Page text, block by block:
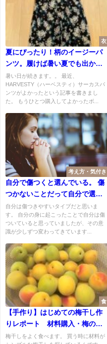
衣
夏にぴったり！柄のイージーパ
ンツ。履けば暑い夏でも出かけ
たくなります。
暑い日が続きます。。 最近、
HARVESTY（ハーベスティ）サーカスパ
ンツがよかったという記事を書きまし
た。 もうひとつ購入してよかったボ...
考え方・気付き
自分で傷つくと選んでいる。 傷
つかないことだって自分で選べ
るんだ。
自分は傷つきやすいタイプだと思いま
す。 自分の身に起こったことで自分は傷
ついていると思っていましたが、その意
識が少しずつ変わってきています...
食
【手作り】はじめての梅干し作
りレポート 材料購入・梅の追
熟スタート編
梅干しをよく食べます。 買う時に材料が